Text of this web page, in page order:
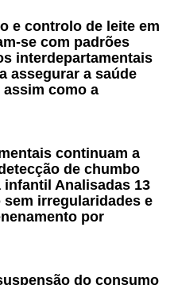
e controlo de leite em
se com padrões
interdepartamentais
assegurar a saúde
como a
continuam a
de chumbo
Analisadas 13
sem irregularidades e
por
do consumo